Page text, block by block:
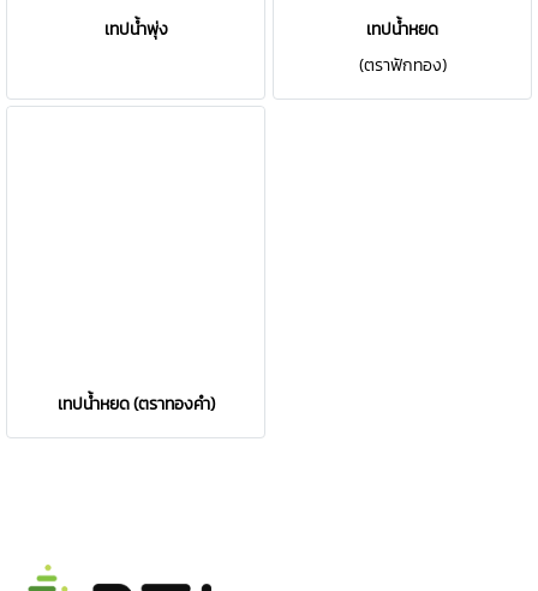
เทปน้ำพุ่ง
เทปน้ำหยด
(ตราฟักทอง)
เทปน้ำหยด (ตราทองคำ)